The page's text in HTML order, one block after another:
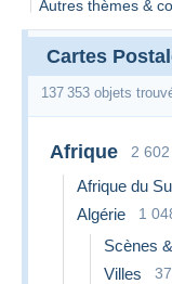
Autres thèmes &
Cartes
137 353 objets
Afrique 2 602
Afrique du
Algérie 1
Scènes
Villes